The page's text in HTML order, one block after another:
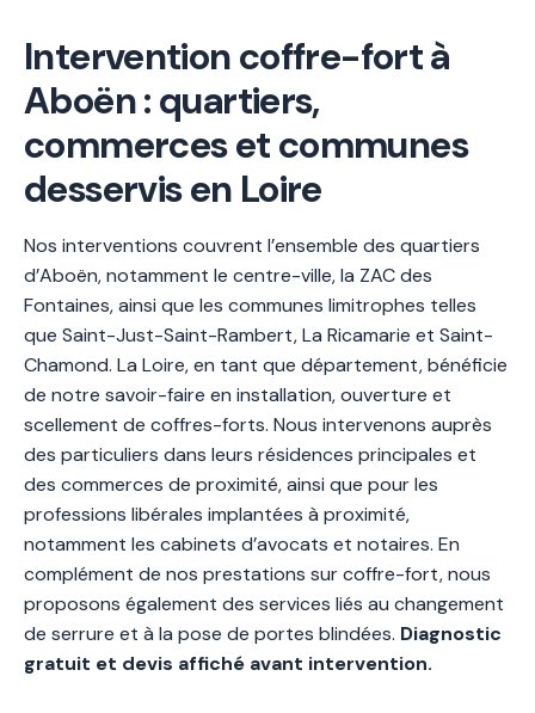
Intervention coffre-fort à
Aboën : quartiers,
commerces et communes
desservis en Loire
Nos interventions couvrent l’ensemble des quartiers
d’Aboën, notamment le centre-ville, la ZAC des
Fontaines, ainsi que les communes limitrophes telles
que Saint-Just-Saint-Rambert, La Ricamarie et Saint-
Chamond. La Loire, en tant que département, bénéficie
de notre savoir-faire en installation, ouverture et
scellement de coffres-forts. Nous intervenons auprès
des particuliers dans leurs résidences principales et
des commerces de proximité, ainsi que pour les
professions libérales implantées à proximité,
notamment les cabinets d’avocats et notaires. En
complément de nos prestations sur coffre-fort, nous
proposons également des services liés au changement
de serrure et à la pose de portes blindées. Diagnostic
gratuit et devis affiché avant intervention.